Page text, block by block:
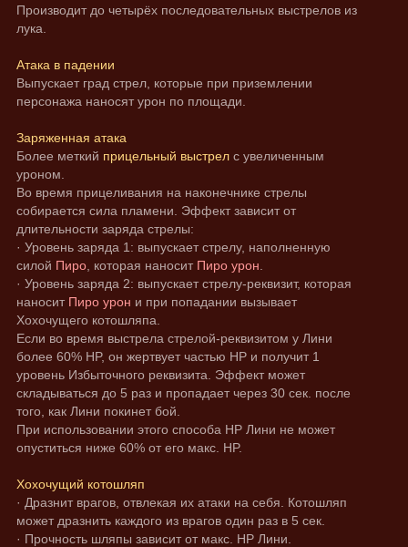
Производит до четырёх последовательных выстрелов из
лука.
Атака в падении
Выпускает град стрел, которые при приземлении
персонажа наносят урон по площади.
Заряженная атака
Более меткий прицельный выстрел с увеличенным
уроном.
Во время прицеливания на наконечнике стрелы
собирается сила пламени. Эффект зависит от
длительности заряда стрелы:
· Уровень заряда 1: выпускает стрелу, наполненную
силой Пиро , которая наносит Пиро урон
· Уровень заряда 2: выпускает стрелу-реквизит, которая
наносит Пиро урон и при попадании вызывает
Хохочущего котошляпа.
Если во время выстрела стрелой-реквизитом у Лини
более 60% HP, он жертвует частью HP и получит 1
уровень Избыточного реквизита. Эффект может
складываться до 5 раз и пропадает через 30 сек. после
того, как Лини покинет бой.
При использовании этого способа HP Лини не может
опуститься ниже 60% от его макс. HP.
Хохочущий котошляп
· Дразнит врагов, отвлекая их атаки на себя. Котошляп
может дразнить каждого из врагов один раз в 5 сек.
· Прочность шляпы зависит от макс. HP Лини.